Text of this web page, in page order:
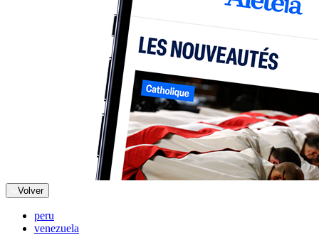
Volver
peru
venezuela